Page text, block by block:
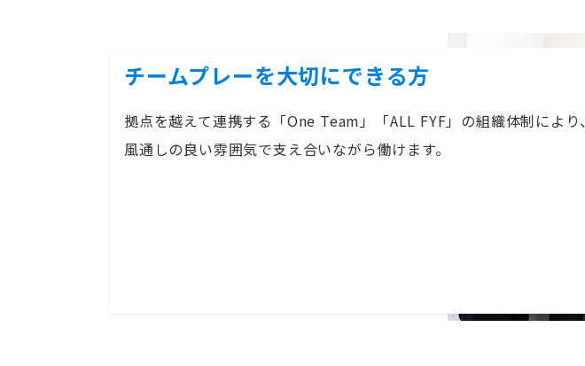
チームプレーを大切にできる方
拠点を越えて連携する「One Team」「ALL FYF」の組織体制により、
風通しの良い雰囲気で支え合いながら働けます。